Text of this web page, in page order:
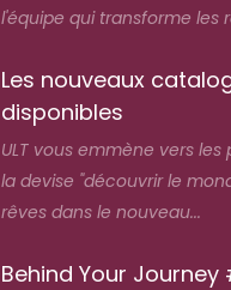
l'équipe qui transforme les
Les nouveaux
disponibles
ULT vous emmène vers
la devise "découvrir le
rêves dans le nouveau...
Behind Your